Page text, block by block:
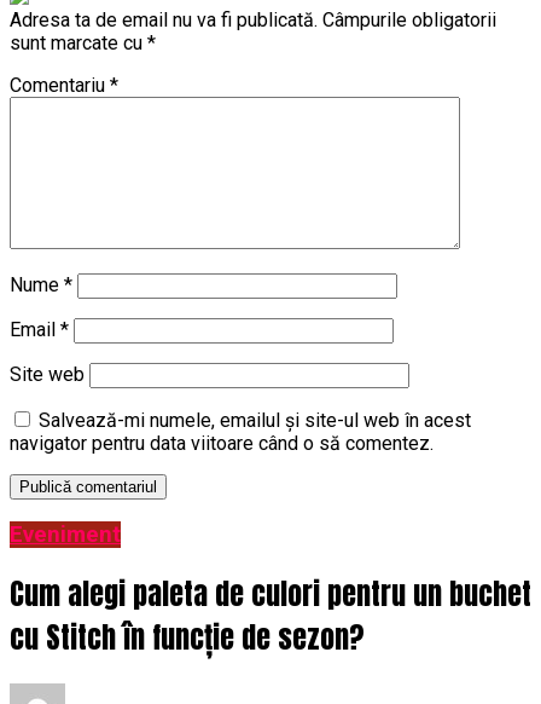
Adresa ta de email nu va fi publicată. Câmpurile obligatorii
sunt marcate cu *
Comentariu *
Nume *
Email *
Site web
Salvează-mi numele, emailul și site-ul web în acest
navigator pentru data viitoare când o să comentez.
Eveniment
Cum alegi paleta de culori pentru un buchet
cu Stitch în funcție de sezon?